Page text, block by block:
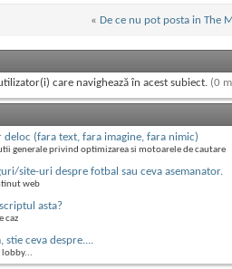
« De ce nu pot posta in The
care navighează în acest subiect. (0
(fara text, fara imagine, fara nimic)
generale privind optimizarea si motoarele de cautare
site-uri despre fotbal sau ceva asemanator.
web
asta?
caz
stie ceva despre....
lobby...